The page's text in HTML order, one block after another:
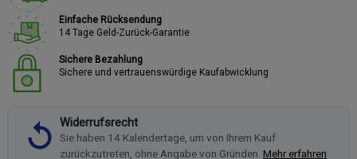
Einfache Rücksendung
14 Tage Geld-Zurück-Garantie
Sichere Bezahlung
Sichere und vertrauenswürdige Kaufabwicklung
Widerrufsrecht
Sie haben 14 Kalendertage, um von Ihrem Kauf
zurückzutreten, ohne Angabe von Gründen. Mehr erfahren